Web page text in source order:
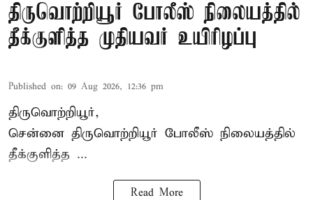
திருவொற்றியூர் போலீஸ் நிலையத்தில்
தீக்குளித்த முதியவர் உயிரிழப்பு
Published on: 09 Aug 2026, 12:36 pm
திருவொற்றியூர்,
சென்னை திருவொற்றியூர் போலீஸ் நிலையத்தில்
தீக்குளித்த ...
Read More